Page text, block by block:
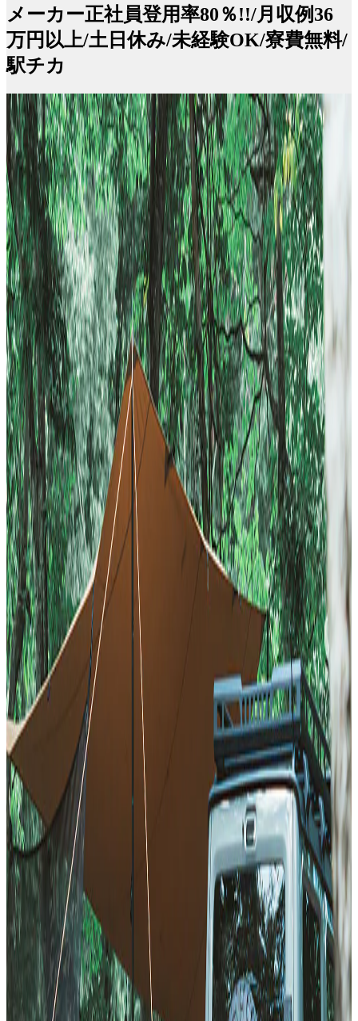
メーカー正社員登用率80％!!/月収例36
万円以上/土日休み/未経験OK/寮費無料/
駅チカ